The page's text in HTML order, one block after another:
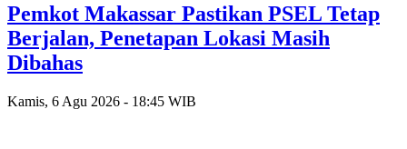
Pemkot Makassar Pastikan PSEL Tetap
Berjalan, Penetapan Lokasi Masih
Dibahas
Kamis, 6 Agu 2026 - 18:45 WIB